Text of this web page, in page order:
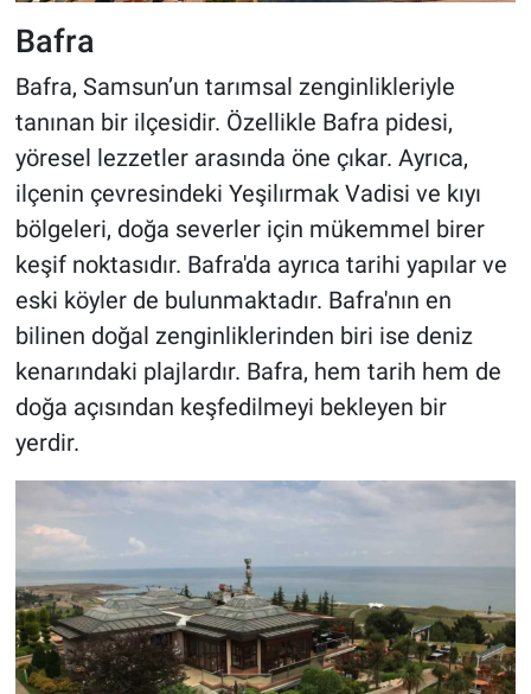
Bafra
Bafra, Samsun’un tarımsal zenginlikleriyle
tanınan bir ilçesidir. Özellikle Bafra pidesi,
yöresel lezzetler arasında öne çıkar. Ayrıca,
ilçenin çevresindeki Yeşilırmak Vadisi ve kıyı
bölgeleri, doğa severler için mükemmel birer
keşif noktasıdır. Bafra'da ayrıca tarihi yapılar ve
eski köyler de bulunmaktadır. Bafra'nın en
bilinen doğal zenginliklerinden biri ise deniz
kenarındaki plajlardır. Bafra, hem tarih hem de
doğa açısından keşfedilmeyi bekleyen bir
yerdir.